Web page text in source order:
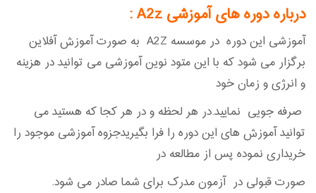
درباره دوره های آموزشی A2z :
آموزشی این دوره در موسسه A2Z به صورت آموزش آفلاین
برگزار می شود که با این متود نوین آموزشی می توانید در هزینه
و انرژی و زمان خود
صرفه جویی نمایید.در هر لحظه و در هر کجا که هستید می
توانید آموزش های این دوره را فرا بگیریدجزوه آموزشی موجود را
خریداری نموده پس از مطالعه در
صورت قبولی در آزمون مدرک برای شما صادر می شود.